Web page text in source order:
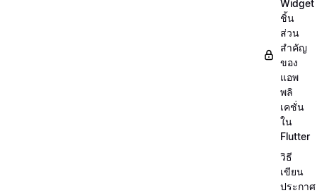
Widget
ชิ้น
ส่วน
สำคัญ
ของ
แอพ
พลิ
เคชั่น
ใน
Flutter
วิธี
เขียน
ประกาศ